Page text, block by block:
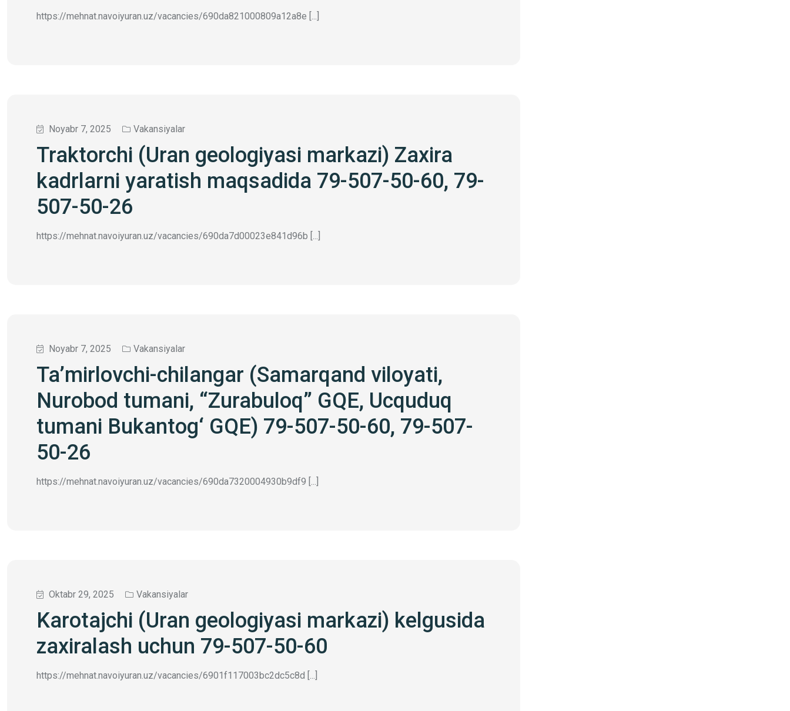
https://mehnat.navoiyuran.uz/vacancies/690da821000809a12a8e [...]
Noyabr 7, 2025 Vakansiyalar
Traktorchi (Uran geologiyasi markazi) Zaxira
kadrlarni yaratish maqsadida 79-507-50-60, 79-
507-50-26
https://mehnat.navoiyuran.uz/vacancies/690da7d00023e841d96b [...]
Noyabr 7, 2025 Vakansiyalar
Ta’mirlovchi-сhilangar (Samarqand viloyati,
Nurobod tumani, “Zurabuloq” GQE, Ucquduq
tumani Bukantog‘ GQE) 79-507-50-60, 79-507-
50-26
https://mehnat.navoiyuran.uz/vacancies/690da7320004930b9df9 [...]
Oktabr 29, 2025 Vakansiyalar
Karotajchi (Uran geologiyasi markazi) kelgusida
zaxiralash uchun 79-507-50-60
https://mehnat.navoiyuran.uz/vacancies/6901f117003bc2dc5c8d [...]